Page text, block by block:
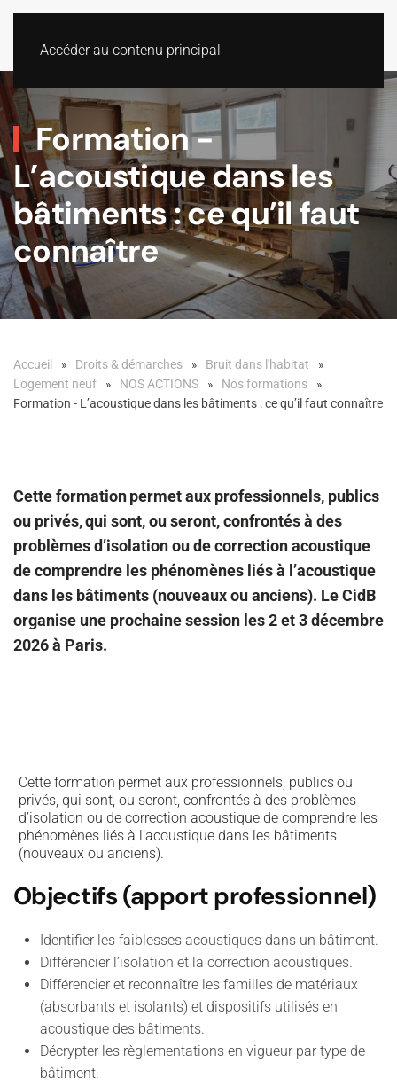
Accéder au contenu principal
Formation -
L’acoustique dans les
bâtiments : ce qu’il faut
connaître
Accueil Droits & démarches
Bruit dans l'habitat
Logement neuf
NOS ACTIONS
Nos formations
Formation - L’acoustique dans les bâtiments : ce qu’il faut connaître
Cette formation permet aux professionnels, publics
ou privés,qui sont, ou seront, confrontés à des
problèmes d’isolation ou de correction acoustique
de comprendre les phénomènes liés à l’acoustique
dans les bâtiments (nouveaux ou anciens). Le CidB
organise une prochaine session les 2 et 3 décembre
2026 à Paris.
Cette formation permet aux professionnels, publicsou
privés, qui sont, ou seront, confrontés à des problèmes
d’isolation ou de correction acoustique de comprendre les
phénomènes liés à l’acoustique dans les bâtiments
(nouveaux ou anciens).
Objectifs (apport professionnel)
Identifier les faiblesses acoustiques dans un bâtiment.
Différencier l’isolation et la correction acoustiques.
Différencier et reconnaître les familles de matériaux
(absorbants et isolants) et dispositifs utilisés en
acoustique des bâtiments.
Décrypter les règlementations en vigueur par type de
bâtiment.